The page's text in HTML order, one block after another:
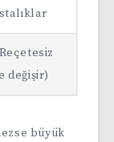
değişir)
büyük